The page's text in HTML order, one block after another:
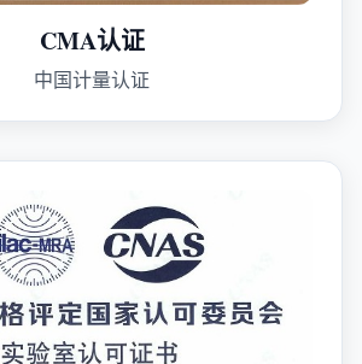
CMA认证
中国计量认证